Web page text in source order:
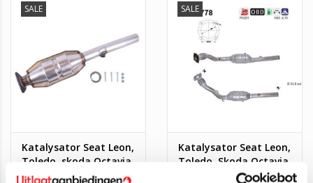
SALE
Katalysator Seat Leon,
Toledo, skoda Octavia,
Volkswagen Bora, Golf
€195,00 €84,95
SALE
Katalysator Seat Leon,
Toledo, Skoda Octavia,
VW Golf, New Beetle
€229,00